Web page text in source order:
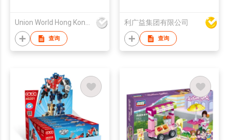
Motorized Elevator
Marbles Bulk Glow
marbles
Union World Hong Kong Development Ltd
查询
利广益集团有限公司
查询